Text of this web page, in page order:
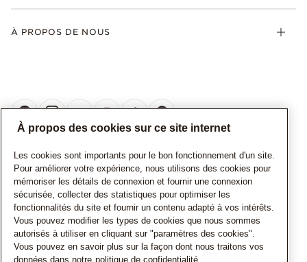
À PROPOS DE NOUS
CANADA Français
© TOUS DROITS RESERVES. 2026 Pandora
À propos des cookies sur ce site internet
Les cookies sont importants pour le bon fonctionnement d'un site.
Pour améliorer votre expérience, nous utilisons des cookies pour
mémoriser les détails de connexion et fournir une connexion
sécurisée, collecter des statistiques pour optimiser les
fonctionnalités du site et fournir un contenu adapté à vos intérêts.
Vous pouvez modifier les types de cookies que nous sommes
autorisés à utiliser en cliquant sur "paramètres des cookies".
Vous pouvez en savoir plus sur la façon dont nous traitons vos
données dans notre politique de confidentialité